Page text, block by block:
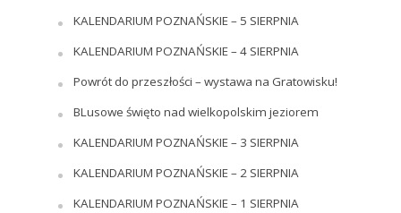
KALENDARIUM POZNAŃSKIE – 5 SIERPNIA
KALENDARIUM POZNAŃSKIE – 4 SIERPNIA
Powrót do przeszłości – wystawa na Gratowisku!
BLusowe święto nad wielkopolskim jeziorem
KALENDARIUM POZNAŃSKIE – 3 SIERPNIA
KALENDARIUM POZNAŃSKIE – 2 SIERPNIA
KALENDARIUM POZNAŃSKIE – 1 SIERPNIA